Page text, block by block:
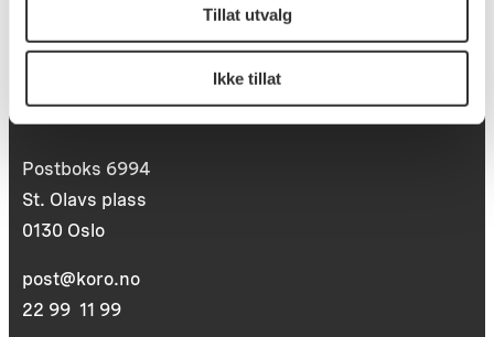
Tillat utvalg
Ikke tillat
Postadresse
Postboks 6994
St. Olavs plass
0130 Oslo
post@koro.no
22 99 11 99